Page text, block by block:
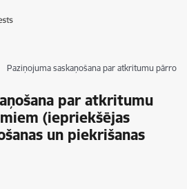
Paziņojuma saskaņošana par atkritumu
par atkritumu
(iepriekšējas
un piekrišanas